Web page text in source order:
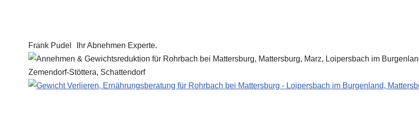
Frank Pudel Ihr Abnehmen Experte.